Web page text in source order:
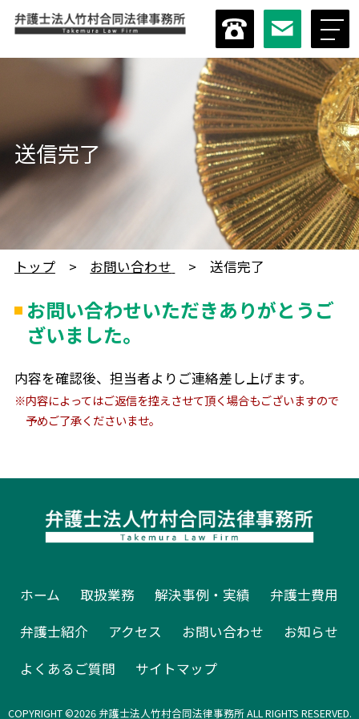
送信完了
トップ お問い合わせ 送信完了
お問い合わせいただきありがとうご
ざいました。
内容を確認後、担当者よりご連絡差し上げます。
※内容によってはご返信を控えさせて頂く場合もございますので
予めご了承くださいませ。
ホーム 取扱業務 解決事例・実績
弁護士費用
弁護士紹介
アクセス お問い合わせ
お知らせ
よくあるご質問
サイトマップ
COPYRIGHT ©2026 弁護士法人竹村合同法律事務所 ALL RIGHTS RESERVED.